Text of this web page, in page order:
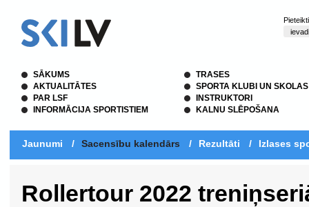
SĀKUMS
AKTUALITĀTES
PAR LSF
INFORMĀCIJA SPORTISTIEM
TRASES
SPORTA KLUBI UN SKOLAS
INSTRUKTORI
KALNU SLĒPOŠANA
Jaunumi / Sacensību kalendārs / Rezultāti / Izlases
Rollertour 2022